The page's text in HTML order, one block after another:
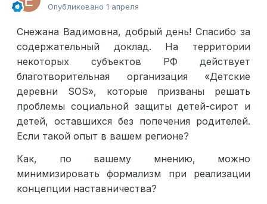
Опубликовано 1 апреля
Снежана Вадимовна, добрый день! Спасибо за
содержательный доклад. На территории
некоторых субъектов РФ действует
благотворительная организация «Детские
деревни SOS», которые призваны решать
проблемы социальной защиты детей-сирот и
детей, оставшихся без попечения родителей.
Если такой опыт в вашем регионе?
Как, по вашему мнению, можно
минимизировать формализм при реализации
концепции наставничества?